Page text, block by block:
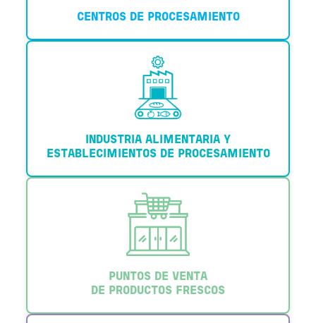
CENTROS DE PROCESAMIENTO
INDUSTRIA ALIMENTARIA Y
ESTABLECIMIENTOS DE PROCESAMIENTO
PUNTOS DE VENTA
DE PRODUCTOS FRESCOS